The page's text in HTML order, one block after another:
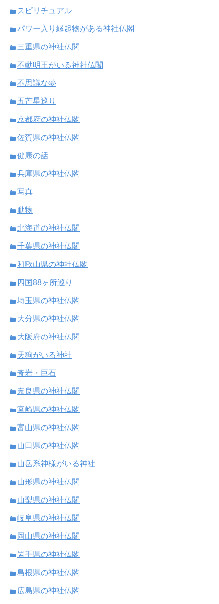
スピリチュアル
パワー入り縁起物がある神社仏閣
三重県の神社仏閣
不動明王がいる神社仏閣
不思議な夢
五芒星巡り
京都府の神社仏閣
佐賀県の神社仏閣
健康の話
兵庫県の神社仏閣
写真
動物
北海道の神社仏閣
千葉県の神社仏閣
和歌山県の神社仏閣
四国88ヶ所巡り
埼玉県の神社仏閣
大分県の神社仏閣
大阪府の神社仏閣
天狗がいる神社
奇岩・巨石
奈良県の神社仏閣
宮崎県の神社仏閣
富山県の神社仏閣
山口県の神社仏閣
山岳系神様がいる神社
山形県の神社仏閣
山梨県の神社仏閣
岐阜県の神社仏閣
岡山県の神社仏閣
岩手県の神社仏閣
島根県の神社仏閣
広島県の神社仏閣